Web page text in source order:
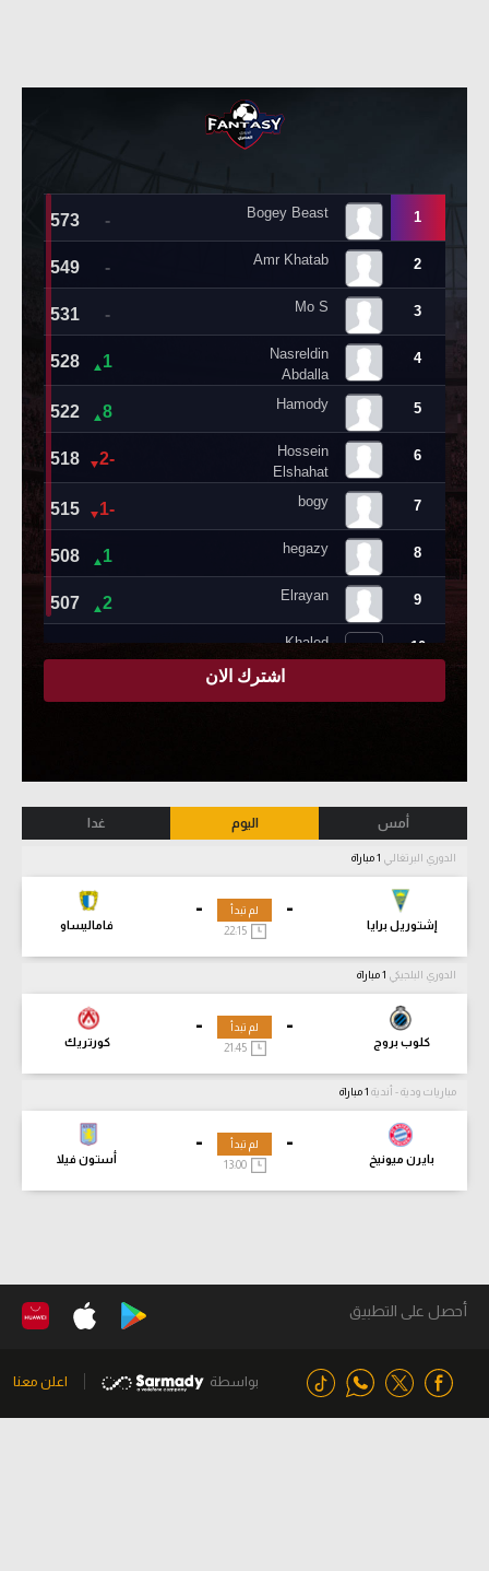
أمس اليوم غدا
الدوري البرتغالي
-
إشتوريل برايا
-
فاماليساو
لم تبدأ
22:15
الدوري البلجيكي
-
كلوب بروج
-
كورتريك
لم تبدأ
21:45
مباريات ودية - أندية
-
بايرن ميونيخ
-
أستون فيلا
لم تبدأ
13:00
أحصل على التطبيق
بواسطة اعلن معنا